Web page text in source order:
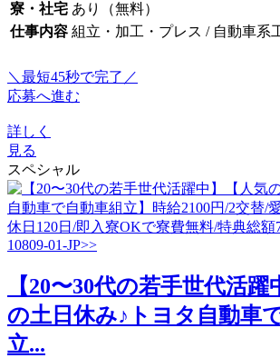
寮・社宅 あり（無料）
仕事内容 組立・加工・プレス / 自動車系
＼最短45秒で完了／
応募へ進む
詳しく
見る
スペシャル
【20〜30代の若手世代活
の土日休み♪トヨタ自動車
立...